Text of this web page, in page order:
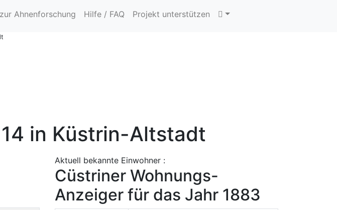
Ahnenforschung Hilfe / FAQ Projekt unterstützen
in Küstrin-Altstadt
Aktuell bekannte Einwohner :
Cüstriner Wohnungs-
Anzeiger für das Jahr 1883